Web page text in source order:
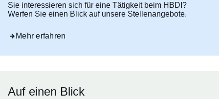
Sie interessieren sich für eine Tätigkeit beim HBDI?
Werfen Sie einen Blick auf unsere Stellenangebote.
Mehr erfahren
Auf einen Blick